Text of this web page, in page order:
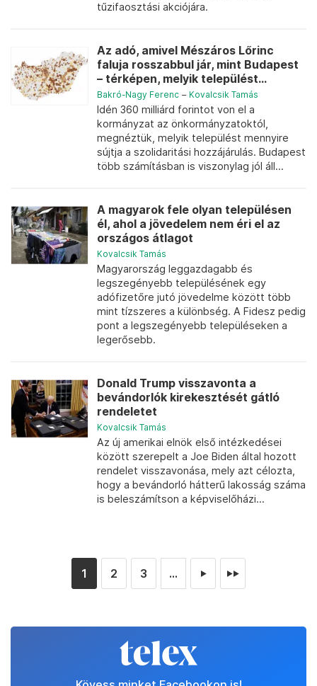
tűzifaosztási akciójára.
Az adó, amivel Mészáros Lőrinc
faluja rosszabbul jár, mint Budapest
– térképen, melyik települést...
Bakró-Nagy Ferenc – Kovalcsik Tamás
Idén 360 milliárd forintot von el a
kormányzat az önkormányzatoktól,
megnéztük, melyik települést mennyire
sújtja a szolidaritási hozzájárulás. Budapest
több számításban is viszonylag jól áll...
A magyarok fele olyan településen
él, ahol a jövedelem nem éri el az
országos átlagot
Kovalcsik Tamás
Magyarország leggazdagabb és
legszegényebb településének egy
adófizetőre jutó jövedelme között több
mint tízszeres a különbség. A Fidesz pedig
pont a legszegényebb településeken a
legerősebb.
Donald Trump visszavonta a
bevándorlók kirekesztését gátló
rendeletet
Kovalcsik Tamás
Az új amerikai elnök első intézkedései
között szerepelt a Joe Biden által hozott
rendelet visszavonása, mely azt célozta,
hogy a bevándorló hátterű lakosság száma
is beleszámítson a képviselőházi...
1 2 3 ... ► ►►